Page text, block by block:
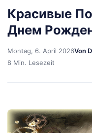
Красивые
Днем
Montag, 6. April 2026Von
8 Min. Lesezeit